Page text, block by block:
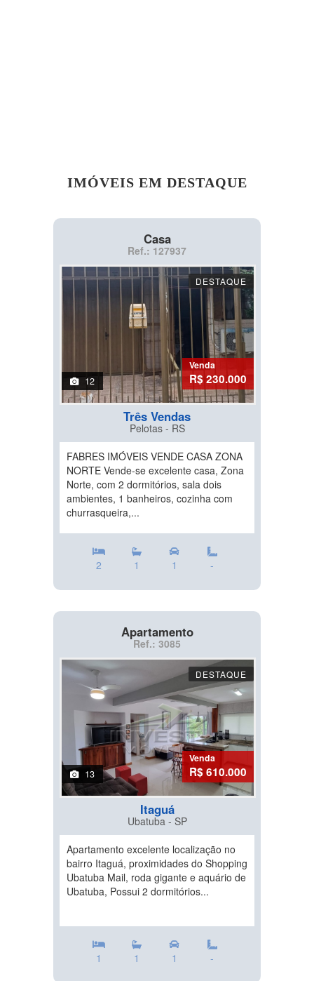
IMÓVEIS EM DESTAQUE
Casa
Ref.: 127937
DESTAQUE
12
Venda
R$ 230.000
Três Vendas
Pelotas - RS
FABRES IMÓVEIS VENDE CASA ZONA
NORTE Vende-se excelente casa, Zona
Norte, com 2 dormitórios, sala dois
ambientes, 1 banheiros, cozinha com
churrasqueira,...
2 1 1 -
Apartamento
Ref.: 3085
DESTAQUE
13
Venda
R$ 610.000
Itaguá
Ubatuba - SP
Apartamento excelente localização no
bairro Itaguá, proximidades do Shopping
Ubatuba Mail, roda gigante e aquário de
Ubatuba, Possui 2 dormitórios...
1 1 1 -